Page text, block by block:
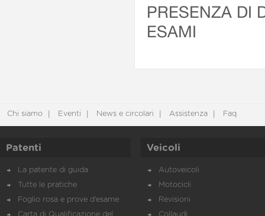
PRESENZA DI
ESAMI
Chi siamo Eventi News e circolari Assistenza Faq
Patenti
La patente di guida
Tutte le pratiche
Foglio rosa e prove d’esame
Carta di Qualificazione del
Veicoli
Autoveicoli
Motocicli
Revisioni
Collaudi